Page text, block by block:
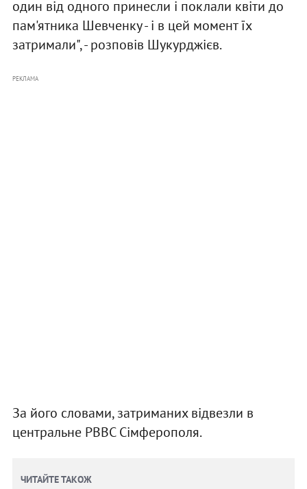
один від одного принесли і поклали квіти до
пам'ятника Шевченку - і в цей момент їх
затримали", - розповів Шукурджієв.
РЕКЛАМА
За його словами, затриманих відвезли в
центральне РВВС Сімферополя.
ЧИТАЙТЕ ТАКОЖ